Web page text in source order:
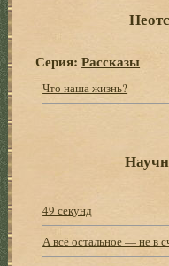
Серия:Рассказы
Что наша жизнь?
49 секунд
А всё остальное — не в